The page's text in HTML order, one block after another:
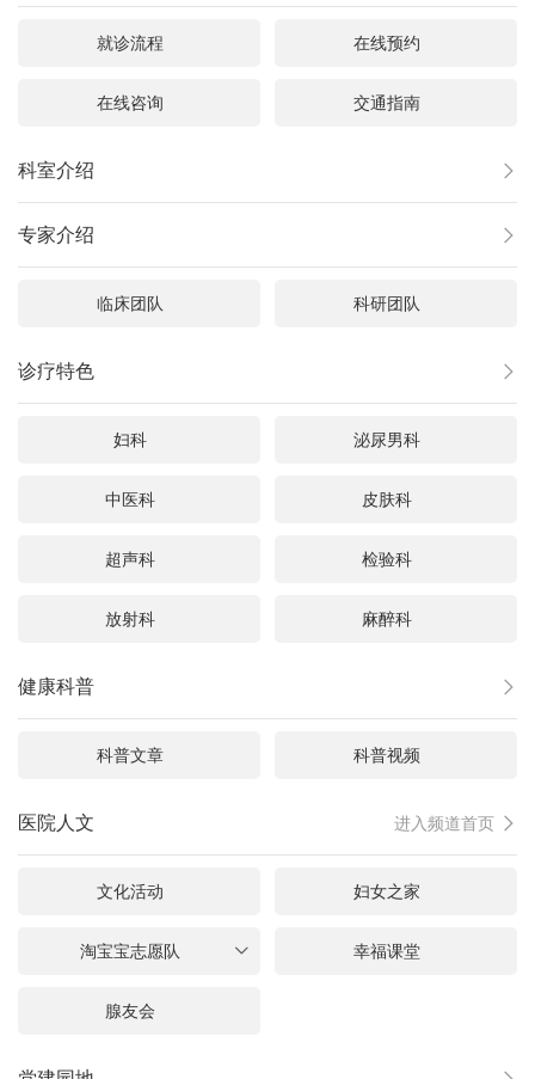
就诊流程 在线预约
在线咨询 交通指南
科室介绍 
专家介绍 
临床团队 科研团队
诊疗特色 
妇科 泌尿男科
中医科 皮肤科
超声科 检验科
放射科 麻醉科
健康科普 
科普文章 科普视频
医院人文 进入频道首页 
文化活动 妇女之家
淘宝宝志愿队  幸福课堂
腺友会